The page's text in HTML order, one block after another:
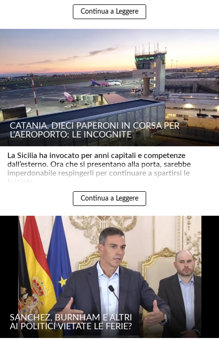
Continua a Leggere
CATANIA. DIECI PAPERONI IN CORSA PER
L’AEROPORTO: LE INCOGNITE
La Sicilia ha invocato per anni capitali e competenze
dall’esterno. Ora che si presentano alla porta, sarebbe
imperdonabile respingerli per continuare a spartirsi le
briciole..
Continua a Leggere
SÁNCHEZ, BURNHAM E ALTRI
AI POLITICI VIETATE LE FERIE?